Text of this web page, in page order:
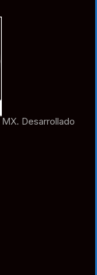
Desarrollado